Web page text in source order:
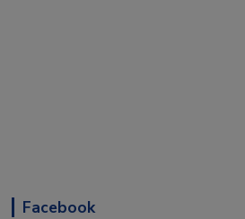
Facebook